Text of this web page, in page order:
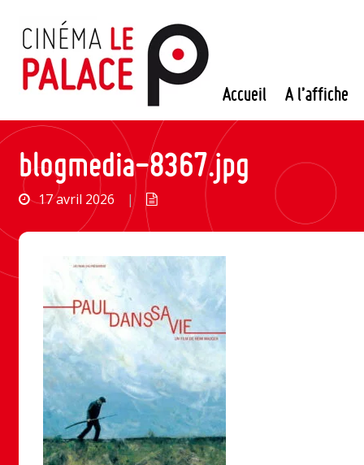
contenu
Accueil A l’affiche
blogmedia-8367.jpg
17 avril 2026 |